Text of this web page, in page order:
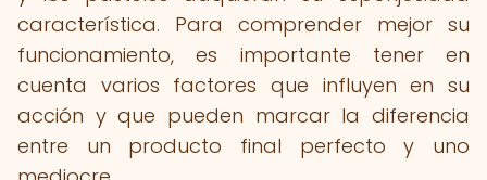
característica. Para comprender mejor su
funcionamiento, es importante tener en
cuenta varios factores que influyen en su
acción y que pueden marcar la diferencia
entre un producto final perfecto y uno